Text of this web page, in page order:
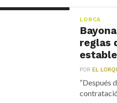
LORCA
reglas
POREL
“Después